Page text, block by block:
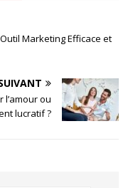
Marketing Efficace et
l’amour ou
lucratif ?